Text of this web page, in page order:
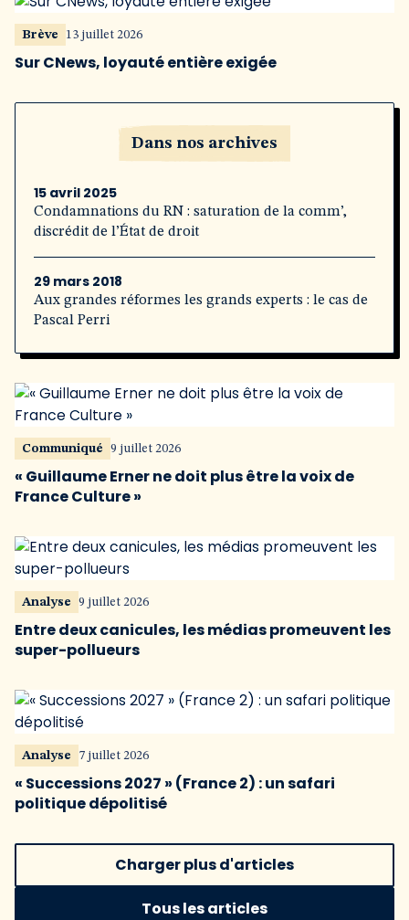
Brève 13 juillet 2026
Sur CNews, loyauté entière exigée
Dans nos archives
15 avril 2025
Condamnations du RN : saturation de la comm’,
discrédit de l’État de droit
29 mars 2018
Aux grandes réformes les grands experts : le cas de
Pascal Perri
Communiqué 9 juillet 2026
« Guillaume Erner ne doit plus être la voix de
France Culture »
Analyse 9 juillet 2026
Entre deux canicules, les médias promeuvent les
super-pollueurs
Analyse 7 juillet 2026
« Successions 2027 » (France 2) : un safari
politique dépolitisé
Charger plus d'articles
Tous les articles